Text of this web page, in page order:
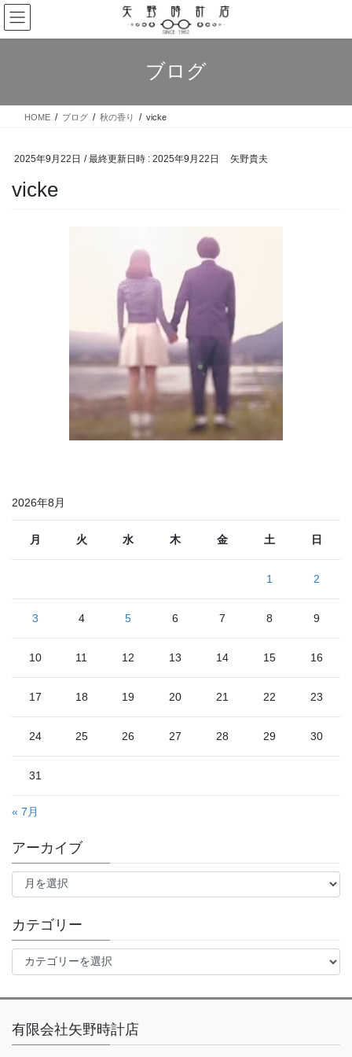
コ
ン
テ
ス
ナ
ビ
ゲ
ン
ブログ
HOME ブログ 秋の香り vicke
2025年9月22日 / 最終更新日時 : 2025年9月22日 矢野貴夫
vicke
2026年8月
月 火 水 木 金 土 日
1 2
3 4 5 6 7 8 9
10 11 12 13 14 15 16
17 18 19 20 21 22 23
24 25 26 27 28 29 30
31
« 7月
アーカイブ
ア
イ
カテゴリー
テ
ー
有限会社矢野時計店